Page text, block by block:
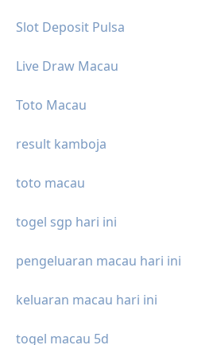
Slot Deposit Pulsa
Live Draw Macau
Toto Macau
result kamboja
toto macau
togel sgp hari ini
pengeluaran macau hari ini
keluaran macau hari ini
togel macau 5d